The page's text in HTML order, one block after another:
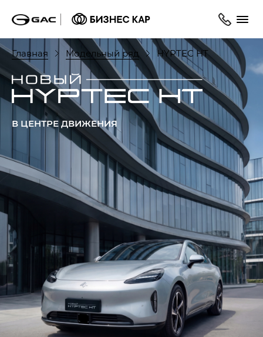
Главная Модельный ряд HYPTEC HT
В ЦЕНТРЕ ДВИЖЕНИЯ